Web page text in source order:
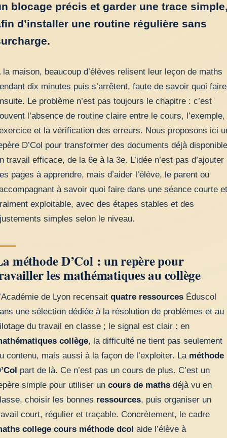
blocage précis et garder une trace
d’installer une routine régulière sans
la maison, beaucoup d’élèves relisent leur leçon de maths
dix minutes puis s’arrêtent, faute de savoir quoi faire
Le problème n’est pas toujours le chapitre : c’est
l’absence de routine claire entre le cours, l’exemple,
et la vérification des erreurs. Nous proposons ici
D’Col pour transformer des documents déjà
travail efficace, de la 6e à la 3e. L’idée n’est pas d’ajouter
pages à apprendre, mais d’aider l’élève, le parent ou
à savoir quoi faire dans une séance courte et
exploitable, avec des étapes stables et des
simples selon le niveau.
méthode D’Col : un repère pour
les mathématiques au collège
de Lyon recensait quatre ressourcesÉduscol
une sélection dédiée à la résolution de problèmes et au
du travail en classe ; le signal est clair : en
collège, la difficulté ne tient pas seulement
contenu, mais aussi à la façon de l’exploiter. La méthode
part de là. Ce n’est pas un cours de plus. C’est un
simple pour utiliser un cours de mathsdéjà vu en
choisir les bonnes ressources, puis organiser un
court, régulier et traçable. Concrètement, le cadre
college cours méthode dcol aide l’élève à